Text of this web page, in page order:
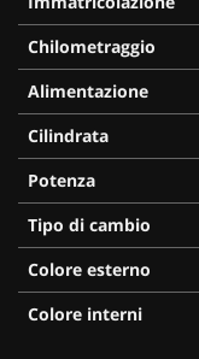
Chilometraggio
Alimentazione
Cilindrata
Potenza
Tipo di cambio
Colore esterno
Colore interni